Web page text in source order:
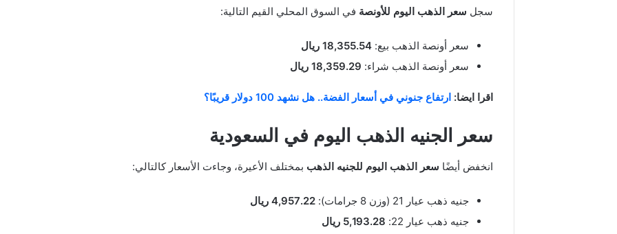
سجل سعر الذهب اليوم للأونصة في السوق المحلي القيم التالية:
سعر أونصة الذهب بيع:18,355.54 ريال
سعر أونصة الذهب شراء: 18,359.29 ريال
اقرا ايضا:ارتفاع جنوني في أسعار الفضة.. هل نشهد 100 دولار قريبًا؟
سعر الجنيه الذهب اليوم في السعودية
انخفض أيضًا سعر الذهب اليوم للجنيه الذهب بمختلف الأعيرة، وجاءت الأسعار كالتالي:
جنيه ذهب عيار 21 (وزن 8 جرامات):
4,957.22 ريال
جنيه ذهب عيار 22:
5,193.28 ريال